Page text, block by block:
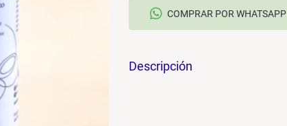
Esenciales
&
shampoo
+
COMPRAR POR WHATSAPP
Descripción